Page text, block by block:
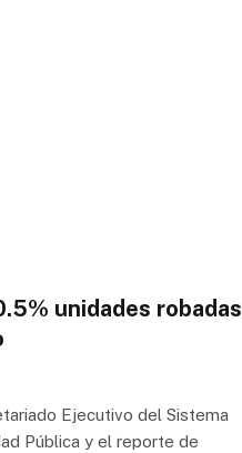
unidades robadas
Ejecutivo del Sistema
Pública y el reporte de